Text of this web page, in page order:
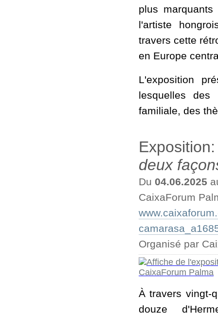
plus
l'artiste
travers cette
en Europe
L'exposition
lesquelles
familiale, des
deux
Du 04.06.2025
CaixaForum
Organisé par
À travers vingt-
douze